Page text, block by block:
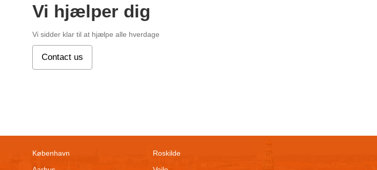
Vi hjælper dig
Vi sidder klar til at hjælpe alle hverdage
Contact us
København
Roskilde